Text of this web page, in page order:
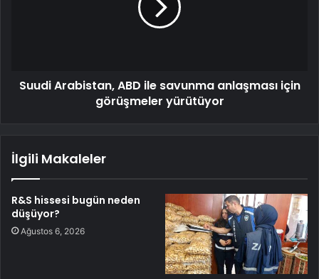
Suudi Arabistan, ABD ile savunma anlaşması için
görüşmeler yürütüyor
İlgili Makaleler
R&S hissesi bugün neden
düşüyor?
Ağustos 6, 2026